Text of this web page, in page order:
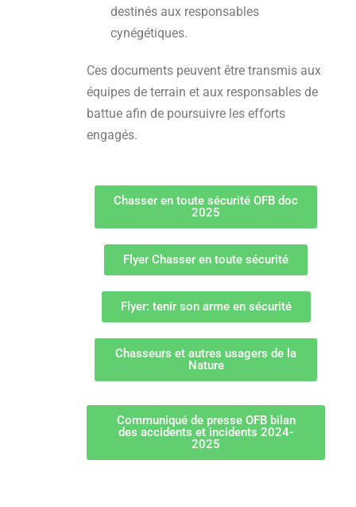
destinés aux responsables
cynégétiques.
Ces documents peuvent être transmis aux
équipes de terrain et aux responsables de
battue afin de poursuivre les efforts
engagés.
Chasser en toute sécurité OFB doc
2025
Flyer Chasser en toute sécurité
Flyer: tenir son arme en sécurité
Chasseurs et autres usagers de la
Nature
Communiqué de presse OFB bilan
des accidents et incidents 2024-
2025